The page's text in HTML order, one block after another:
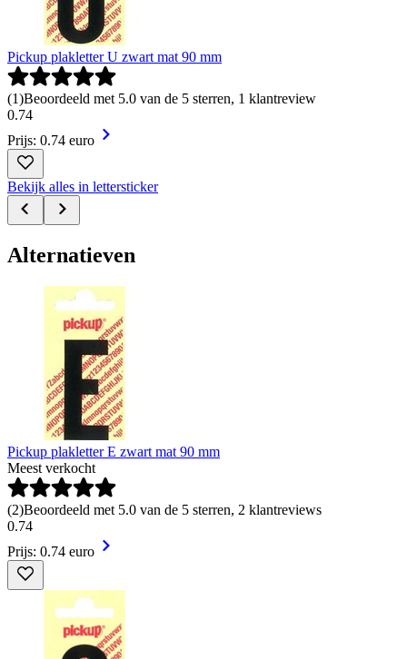
Pickup plakletter U zwart mat 90 mm
(1)Beoordeeld met 5.0 van de 5 sterren, 1 klantreview
0.74
Prijs: 0.74 euro
Bekijk alles in lettersticker
Alternatieven
Pickup plakletter E zwart mat 90 mm
Meest verkocht
(2)Beoordeeld met 5.0 van de 5 sterren, 2 klantreviews
0.74
Prijs: 0.74 euro